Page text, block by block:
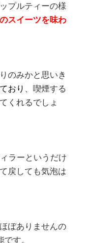
プルティーの様
スイーツを味わ
のみかと思いき
おり 、喫煙する
くれるでしょ
ラーというだけ
戻しても気泡は
ぼありませんの
す。